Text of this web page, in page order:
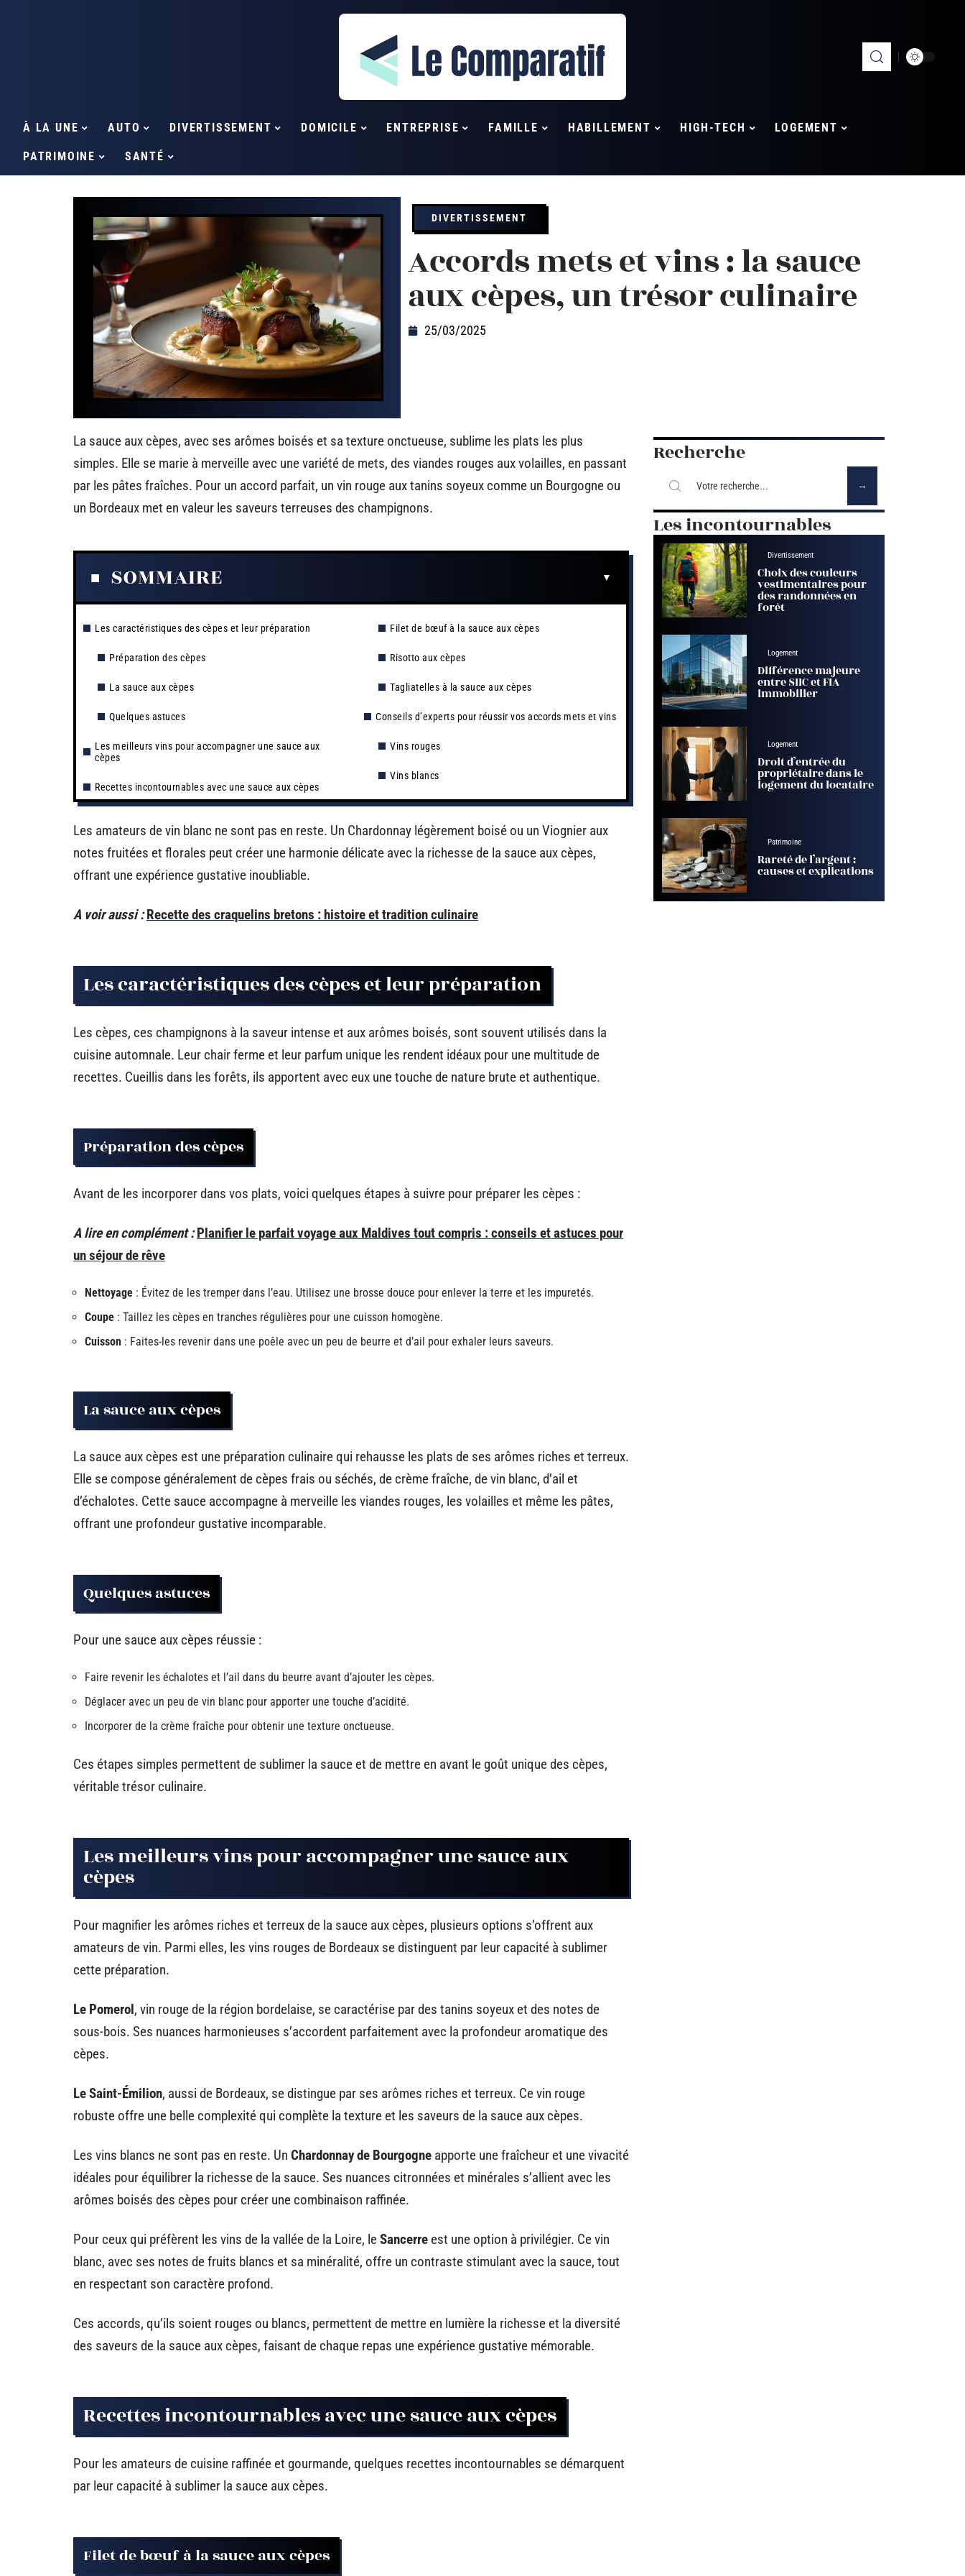
À LA UNE AUTO DIVERTISSEMENT DOMICILE ENTREPRISE FAMILLE HABILLEMENT HIGH-TECH LOGEMENT
PATRIMOINE SANTÉ
DIVERTISSEMENT
Accords mets et vins : la sauce
aux cèpes, un trésor culinaire
25/03/2025
La sauce aux cèpes, avec ses arômes boisés et sa texture onctueuse, sublime les plats les plus
simples. Elle se marie à merveille avec une variété de mets, des viandes rouges aux volailles, en passant
par les pâtes fraîches. Pour un accord parfait, un vin rouge aux tanins soyeux comme un Bourgogne ou
un Bordeaux met en valeur les saveurs terreuses des champignons.
SOMMAIRE
Les caractéristiques des cèpes et leur préparation
Préparation des cèpes
La sauce aux cèpes
Quelques astuces
Les meilleurs vins pour accompagner une sauce aux
cèpes
Recettes incontournables avec une sauce aux cèpes
Filet de bœuf à la sauce aux cèpes
Risotto aux cèpes
Tagliatelles à la sauce aux cèpes
Conseils d’experts pour réussir vos accords mets et vins
Vins rouges
Vins blancs
Les amateurs de vin blanc ne sont pas en reste. Un Chardonnay légèrement boisé ou un Viognier aux
notes fruitées et florales peut créer une harmonie délicate avec la richesse de la sauce aux cèpes,
offrant une expérience gustative inoubliable.
A voir aussi : Recette des craquelins bretons : histoire et tradition culinaire
Les caractéristiques des cèpes et leur préparation
Les cèpes, ces champignons à la saveur intense et aux arômes boisés, sont souvent utilisés dans la
cuisine automnale. Leur chair ferme et leur parfum unique les rendent idéaux pour une multitude de
recettes. Cueillis dans les forêts, ils apportent avec eux une touche de nature brute et authentique.
Préparation des cèpes
Avant de les incorporer dans vos plats, voici quelques étapes à suivre pour préparer les cèpes :
A lire en complément : Planifier le parfait voyage aux Maldives tout compris : conseils et astuces pour
un séjour de rêve
Nettoyage : Évitez de les tremper dans l’eau. Utilisez une brosse douce pour enlever la terre et les impuretés.
Coupe : Taillez les cèpes en tranches régulières pour une cuisson homogène.
Cuisson : Faites-les revenir dans une poêle avec un peu de beurre et d’ail pour exhaler leurs saveurs.
La sauce aux cèpes
La sauce aux cèpes est une préparation culinaire qui rehausse les plats de ses arômes riches et terreux.
Elle se compose généralement de cèpes frais ou séchés, de crème fraîche, de vin blanc, d’ail et
d’échalotes. Cette sauce accompagne à merveille les viandes rouges, les volailles et même les pâtes,
offrant une profondeur gustative incomparable.
Quelques astuces
Pour une sauce aux cèpes réussie :
Faire revenir les échalotes et l’ail dans du beurre avant d’ajouter les cèpes.
Déglacer avec un peu de vin blanc pour apporter une touche d’acidité.
Incorporer de la crème fraîche pour obtenir une texture onctueuse.
Ces étapes simples permettent de sublimer la sauce et de mettre en avant le goût unique des cèpes,
véritable trésor culinaire.
Les meilleurs vins pour accompagner une sauce aux
cèpes
Pour magnifier les arômes riches et terreux de la sauce aux cèpes, plusieurs options s’offrent aux
amateurs de vin. Parmi elles, les vins rouges de Bordeaux se distinguent par leur capacité à sublimer
cette préparation.
Le Pomerol, vin rouge de la région bordelaise, se caractérise par des tanins soyeux et des notes de
sous-bois. Ses nuances harmonieuses s’accordent parfaitement avec la profondeur aromatique des
cèpes.
Le Saint-Émilion, aussi de Bordeaux, se distingue par ses arômes riches et terreux. Ce vin rouge
robuste offre une belle complexité qui complète la texture et les saveurs de la sauce aux cèpes.
Les vins blancs ne sont pas en reste. Un Chardonnay de Bourgogne apporte une fraîcheur et une vivacité
idéales pour équilibrer la richesse de la sauce. Ses nuances citronnées et minérales s’allient avec les
arômes boisés des cèpes pour créer une combinaison raffinée.
Pour ceux qui préfèrent les vins de la vallée de la Loire, leSancerre est une option à privilégier. Ce vin
blanc, avec ses notes de fruits blancs et sa minéralité, offre un contraste stimulant avec la sauce, tout
en respectant son caractère profond.
Ces accords, qu’ils soient rouges ou blancs, permettent de mettre en lumière la richesse et la diversité
des saveurs de la sauce aux cèpes, faisant de chaque repas une expérience gustative mémorable.
Recettes incontournables avec une sauce aux cèpes
Pour les amateurs de cuisine raffinée et gourmande, quelques recettes incontournables se démarquent
par leur capacité à sublimer la sauce aux cèpes.
Filet de bœuf à la sauce aux cèpes
Recherche
Les incontournables
Divertissement
Choix des couleurs
vestimentaires pour
des randonnées en
forêt
Logement
Différence majeure
entre SIIC et FIA
immobilier
Logement
Droit d’entrée du
propriétaire dans le
logement du locataire
Patrimoine
Rareté de l’argent :
causes et explications